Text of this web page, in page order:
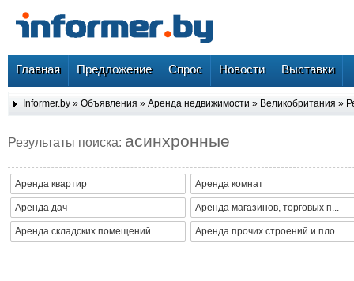
Главная Предложение Спрос Новости Выставки
Informer.by » Объявления » Аренда недвижимости » Великобритания »
Результаты поиска: асинхронные
Аренда квартир Аренда комнат
Аренда дач Аренда магазинов, торговых п...
Аренда складских помещений... Аренда прочих строений и пло...